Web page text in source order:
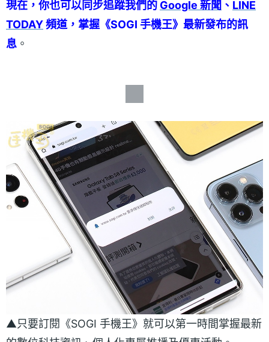
現在，你也可以同步追蹤我們的 Google 新聞 、 LINE
TODAY頻道，掌握《SOGI 手機王》最新發布的訊
息 。
▲只要訂閱《SOGI 手機王》就可以第一時間掌握最新